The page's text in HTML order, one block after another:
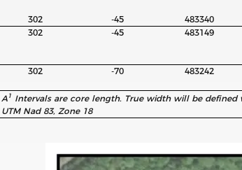
302 -45 483340
302 -45 483149
302 -70 483242
A1 Intervals are core length. True width will be
UTM Nad 83, Zone 18